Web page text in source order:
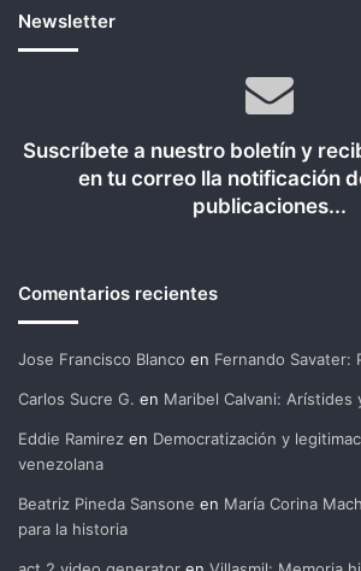
Newsletter
Suscríbete a nuestro boletín y
en tu correo lla notificación
publicaciones...
Comentarios recientes
Jose Francisco Blanco en Fernando Savater:
Carlos Sucre G. en Maribel Calvani: Arístides
Eddie Ramirez en Democratización y
venezolana
Beatriz Pineda Sansone en María Corina
para la historia